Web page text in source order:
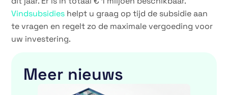
Vindsubsidies helpt u graag op tijd de subsidie aan
te vragen en regelt zo de maximale vergoeding voor
uw investering.
Meer nieuws